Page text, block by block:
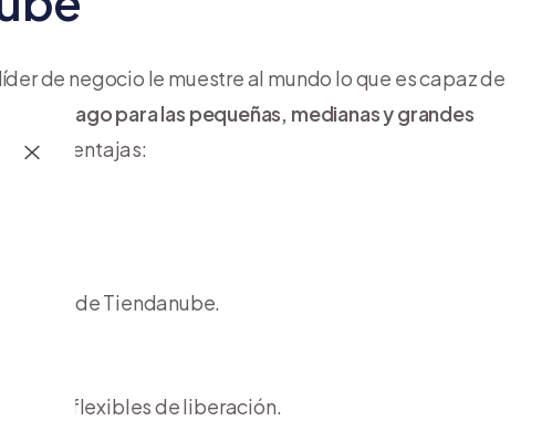
de negocio le muestre al mundo lo que es capaz de
de pago para las pequeñas, medianas y grandes
estas ventajas:
de Tiendanube.
plazos flexibles de liberación.